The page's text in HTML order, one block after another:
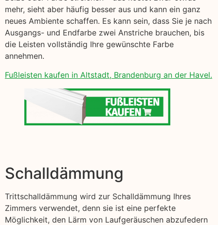
mehr, sieht aber häufig besser aus und kann ein ganz
neues Ambiente schaffen. Es kann sein, dass Sie je nach
Ausgangs- und Endfarbe zwei Anstriche brauchen, bis
die Leisten vollständig Ihre gewünschte Farbe
annehmen.
Fußleisten kaufen in Altstadt, Brandenburg an der Havel.
Schalldämmung
Trittschalldämmung wird zur Schalldämmung Ihres
Zimmers verwendet, denn sie ist eine perfekte
Möglichkeit, den Lärm von Laufgeräuschen abzufedern